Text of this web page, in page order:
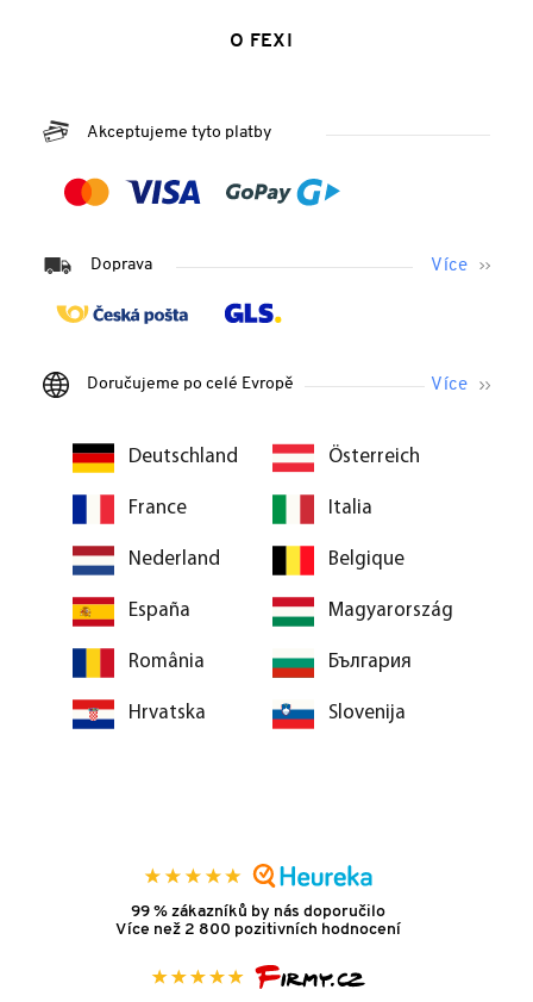
O FEXI
Akceptujeme tyto platby
Doprava
Doručujeme po celé Evropě
Deutschland Österreich
France Italia
Nederland Belgique
España Magyarország
România България
Hrvatska Slovenija
99 % zákazníků by nás doporučilo
Více než 2 800 pozitivních hodnocení